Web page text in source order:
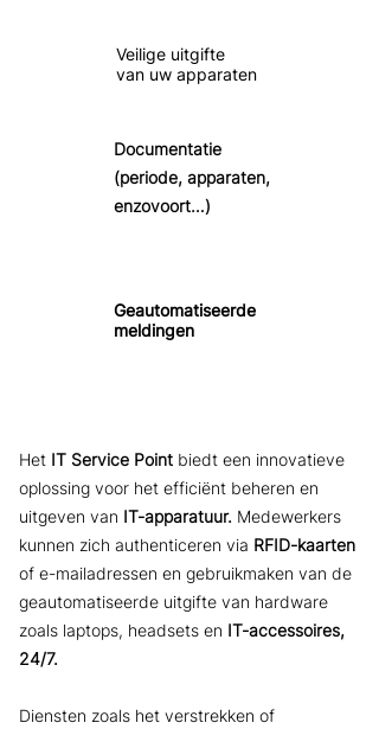
Veilige uitgifte
van uw apparaten
Documentatie
(periode, apparaten,
enzovoort…)
Geautomatiseerde
meldingen
Het IT Service Point biedt een innovatieve
oplossing voor het efficiënt beheren en
uitgeven van IT-apparatuur. Medewerkers
kunnen zich authenticeren via RFID-kaarten
of e-mailadressen en gebruikmaken van de
geautomatiseerde uitgifte van hardware
zoals laptops, headsets en IT-accessoires,
24/7.
Diensten zoals het verstrekken of